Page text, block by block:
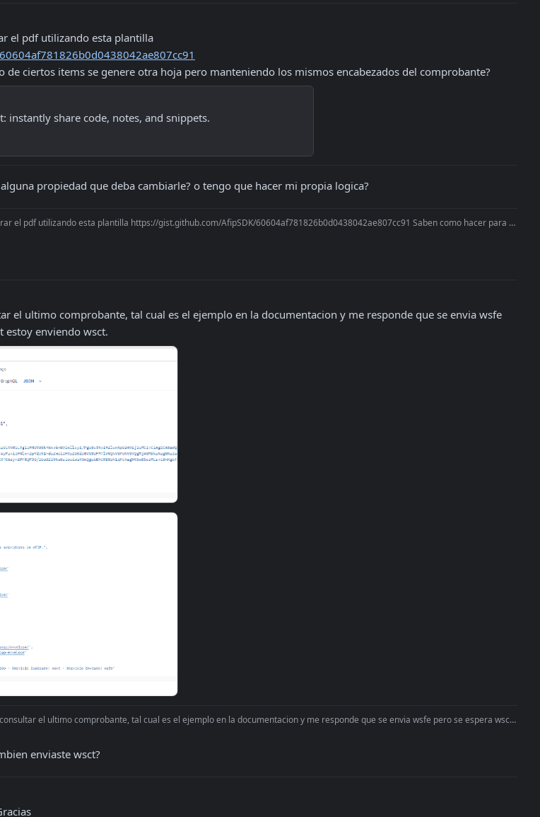
de ciertos items se genere otra hoja pero manteniendo los mismos encabezados del comprobante?
instantly share code, notes, and snippets.
propiedad que deba cambiarle? o tengo que hacer mi propia logica?
el pdf utilizando esta plantilla https://gist.github.com/AfipSDK/60604af781826b0d0438042ae807cc91 Saben como hacer para que l
el ultimo comprobante, tal cual es el ejemplo en la documentacion y me responde que se envia wsfe
estoy enviendo wsct.
el ultimo comprobante, tal cual es el ejemplo en la documentacion y me responde que se envia wsfe pero se espera wsct. en el
enviaste wsct?